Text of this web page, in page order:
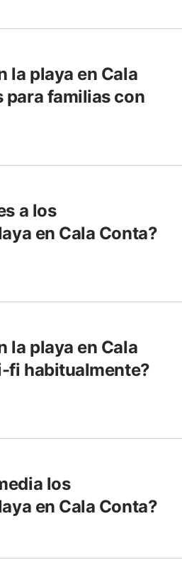
la playa en Cala
para familias con
a los
en Cala Conta?
la playa en Cala
fi habitualmente?
los
en Cala Conta?